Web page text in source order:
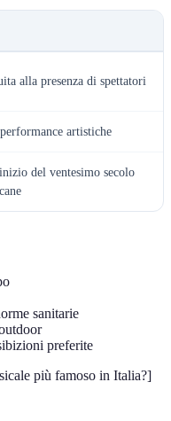
alla presenza di spettatori
artistiche
del ventesimo secolo
sanitarie
preferite
più famoso in Italia?]